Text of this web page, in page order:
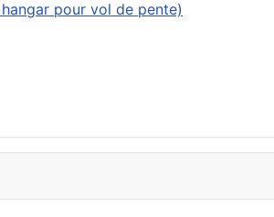
pour vol de pente)